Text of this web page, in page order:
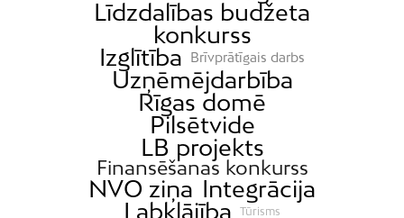
Līdzdalības budžeta
konkurss
Izglītība
Brīvprātīgais darbs
Uzņēmējdarbība
Rīgas domē
Pilsētvide
LB projekts
Finansēšanas konkurss
NVO ziņa Integrācija
Labklājība
Tūrisms